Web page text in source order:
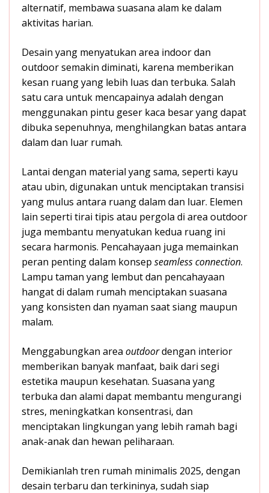
alternatif, membawa suasana alam ke dalam
aktivitas harian.
Desain yang menyatukan area indoor dan
outdoor semakin diminati, karena memberikan
kesan ruang yang lebih luas dan terbuka. Salah
satu cara untuk mencapainya adalah dengan
menggunakan pintu geser kaca besar yang dapat
dibuka sepenuhnya, menghilangkan batas antara
dalam dan luar rumah.
Lantai dengan material yang sama, seperti kayu
atau ubin, digunakan untuk menciptakan transisi
yang mulus antara ruang dalam dan luar. Elemen
lain seperti tirai tipis atau pergola di area outdoor
juga membantu menyatukan kedua ruang ini
secara harmonis. Pencahayaan juga memainkan
peran penting dalam konsep seamless connection.
Lampu taman yang lembut dan pencahayaan
hangat di dalam rumah menciptakan suasana
yang konsisten dan nyaman saat siang maupun
malam.
Menggabungkan area outdoordengan interior
memberikan banyak manfaat, baik dari segi
estetika maupun kesehatan. Suasana yang
terbuka dan alami dapat membantu mengurangi
stres, meningkatkan konsentrasi, dan
menciptakan lingkungan yang lebih ramah bagi
anak-anak dan hewan peliharaan.
Demikianlah tren rumah minimalis 2025, dengan
desain terbaru dan terkininya, sudah siap